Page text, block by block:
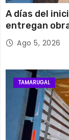
A días del
entregan
su histórico
Ago 5, 2026
TAMARUGAL